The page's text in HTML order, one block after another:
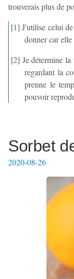
trouverais plus de
[1] J'utilise celui
donner car elle
[2] Je détermine
regardant la
prenne le
pouvoir
Sorbet
2020-08-26